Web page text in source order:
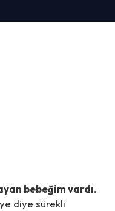
bebeğim vardı.
diye sürekli